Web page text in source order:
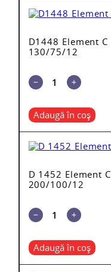
D1448 Element C
130/75/12
Adaugă în coș
D 1452 Element C
200/100/12
Adaugă în coș